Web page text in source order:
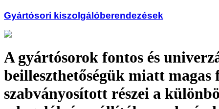
Gyártósori kiszolgálóberendezések
A gyártósorok fontos és
beilleszthetőségük miatt magas
szabványosított részei a